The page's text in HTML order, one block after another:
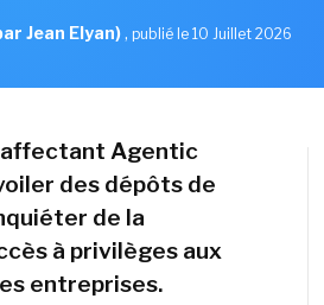
Jean Elyan), publié le 10 Juillet 2026
Agentic
des dépôts de
de la
à privilèges aux
entreprises.